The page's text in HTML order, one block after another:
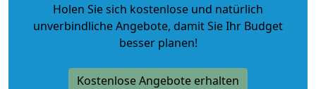
Holen Sie sich kostenlose und natürlich
unverbindliche Angebote, damit Sie Ihr Budget
besser planen!
Kostenlose Angebote erhalten